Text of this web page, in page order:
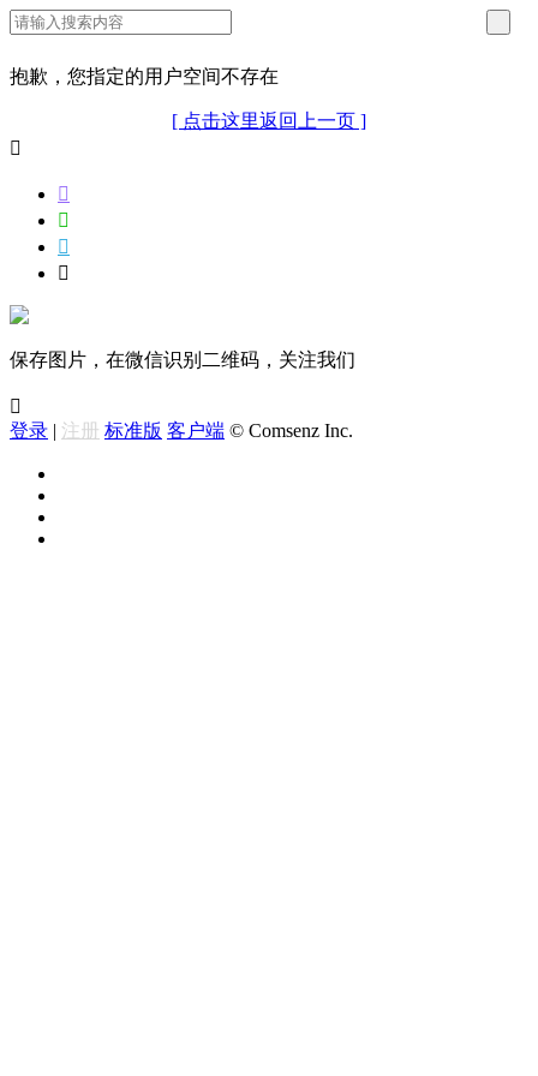
抱歉，您指定的用户空间不存在
[ 点击这里返回上一页 ]





保存图片，在微信识别二维码，关注我们

登录 | 注册 标准版 客户端 © Comsenz Inc.